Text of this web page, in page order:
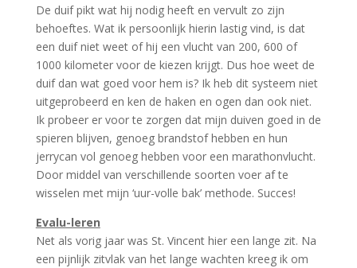
De duif pikt wat hij nodig heeft en vervult zo zijn
behoeftes. Wat ik persoonlijk hierin lastig vind, is dat
een duif niet weet of hij een vlucht van 200, 600 of
1000 kilometer voor de kiezen krijgt. Dus hoe weet de
duif dan wat goed voor hem is? Ik heb dit systeem niet
uitgeprobeerd en ken de haken en ogen dan ook niet.
Ik probeer er voor te zorgen dat mijn duiven goed in de
spieren blijven, genoeg brandstof hebben en hun
jerrycan vol genoeg hebben voor een marathonvlucht.
Door middel van verschillende soorten voer af te
wisselen met mijn ‘uur-volle bak’ methode. Succes!
Evalu-leren
Net als vorig jaar was St. Vincent hier een lange zit. Na
een pijnlijk zitvlak van het lange wachten kreeg ik om